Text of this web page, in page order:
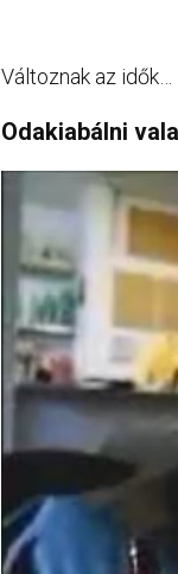
Változnak az idők…
Odakiabálni